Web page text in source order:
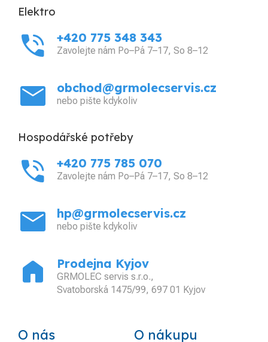
Elektro
phone_in_talk +420 775 348 343
Zavolejte nám Po–Pá 7–17, So 8–12
mail obchod@grmolecservis.cz
nebo pište kdykoliv
Hospodářské potřeby
phone_in_talk +420 775 785 070
Zavolejte nám Po–Pá 7–17, So 8–12
mail hp@grmolecservis.cz
nebo pište kdykoliv
home Prodejna Kyjov
GRMOLEC servis s.r.o.,
Svatoborská 1475/99, 697 01 Kyjov
O nás O nákupu